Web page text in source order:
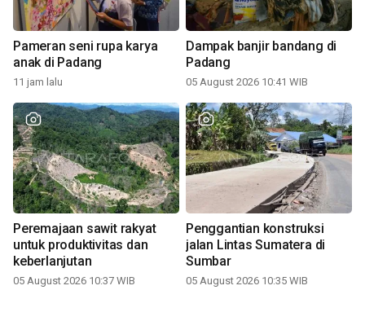
Pameran seni rupa karya
anak di Padang
11 jam lalu
Dampak banjir bandang di
Padang
05 August 2026 10:41 WIB
Peremajaan sawit rakyat
untuk produktivitas dan
keberlanjutan
05 August 2026 10:37 WIB
Penggantian konstruksi
jalan Lintas Sumatera di
Sumbar
05 August 2026 10:35 WIB